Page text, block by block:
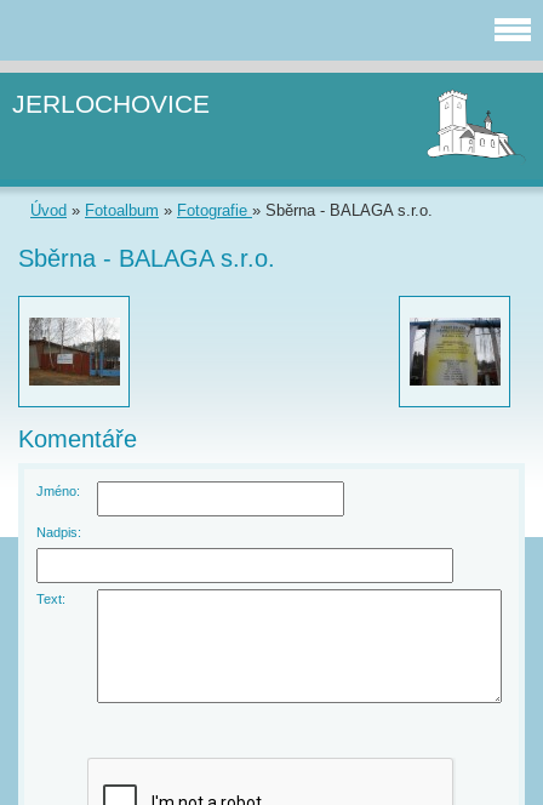
JERLOCHOVICE
Úvod » Fotoalbum » Fotografie » Sběrna - BALAGA s.r.o.
Sběrna - BALAGA s.r.o.
Komentáře
Jméno:
Nadpis:
Text: